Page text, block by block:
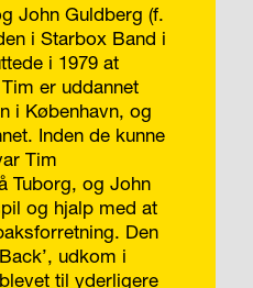
John Guldberg (f.
i Starbox Band i
i 1979 at
er uddannet
i København, og
Inden de kunne
Tim
Tuborg, og John
og hjalp med at
Den
udkom i
til yderligere